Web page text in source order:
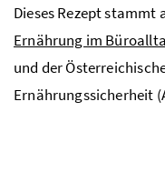
Dieses Rezept stammt
Ernährung im
und der
Ernährungssicherheit